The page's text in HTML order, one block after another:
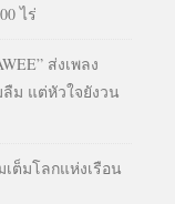
ไร่
ส่งเพลง
ม แต่หัวใจยังวน
ต็มโลกแห่งเรือน